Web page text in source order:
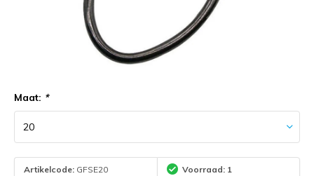
Maat: *
Artikelcode: GFSE20 Voorraad: 1